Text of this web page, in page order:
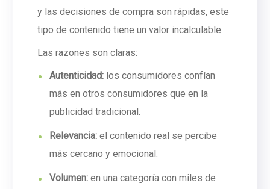
y las decisiones de compra son rápidas, este
tipo de contenido tiene un valor incalculable.
Las razones son claras:
Autenticidad: los consumidores confían
más en otros consumidores que en la
publicidad tradicional.
Relevancia: el contenido real se percibe
más cercano y emocional.
Volumen: en una categoría con miles de